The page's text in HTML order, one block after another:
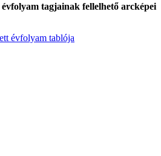
tagjainak fellelhető arcképei